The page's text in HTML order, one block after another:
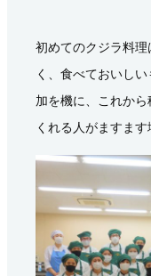
初めてのクジラ料
く、食べておいし
加を機に、これか
くれる人がますます